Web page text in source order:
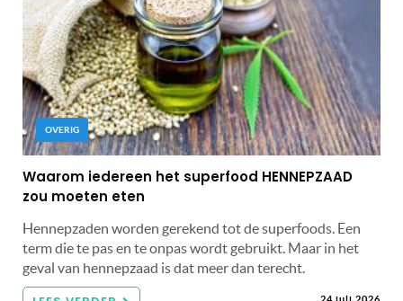
OVERIG
Waarom iedereen het superfood HENNEPZAAD
zou moeten eten
Hennepzaden worden gerekend tot de superfoods. Een
term die te pas en te onpas wordt gebruikt. Maar in het
geval van hennepzaad is dat meer dan terecht.